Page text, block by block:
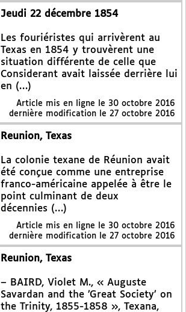
Jeudi 22 décembre 1854
Les fouriéristes qui arrivèrent au
Texas en 1854 y trouvèrent une
situation différente de celle que
Considerant avait laissée derrière lui
en (…)
Article mis en ligne le 30 octobre 2016
dernière modification le 27 octobre 2016
Reunion, Texas
La colonie texane de Réunion avait
été conçue comme une entreprise
franco-américaine appelée à être le
point culminant de deux
décennies (…)
Article mis en ligne le 30 octobre 2016
dernière modification le 27 octobre 2016
Reunion, Texas
– BAIRD, Violet M., « Auguste
Savardan and the ’Great Society’ on
the Trinity, 1855-1858 », Texana,